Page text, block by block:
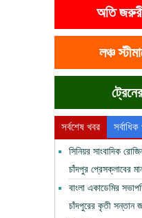
অতি
লঞ্চ
সর্বশেষ খবর
সিনিয়র সাংবাদিক
চাঁদপুর প্রেসক্লাবের
বাংলা একাডেমির
চাঁদপুরের কৃতী সন্তান